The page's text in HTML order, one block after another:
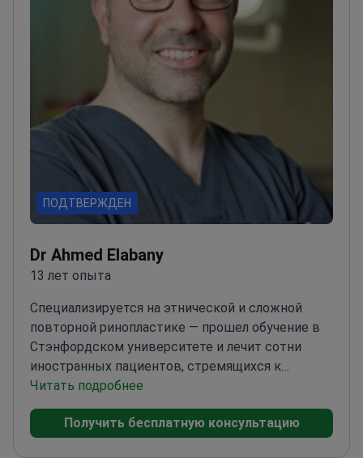
ПОДТВЕРЖДЕН
Dr Ahmed Elabany
13 лет опыта
Специализируется на этнической и сложной
повторной ринопластике — прошел обучение в
Стэнфордском университете и лечит сотни
иностранных пациентов, стремящихся к
естественным результатам.
челюстно-лицевой и пластической хирургии
Александрийского университетаИспользует
Читать подробнее
Получить бесплатную консультацию